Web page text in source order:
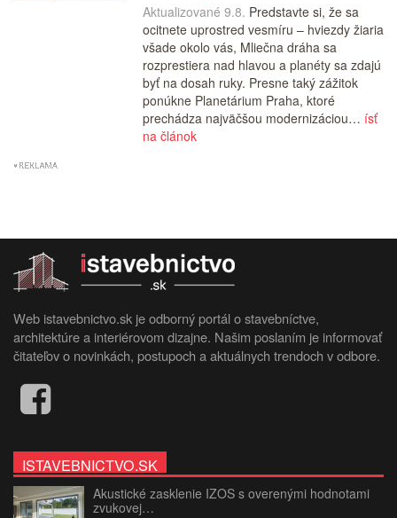
Aktualizované 9.8. Predstavte si, že sa
ocitnete uprostred vesmíru – hviezdy žiaria
všade okolo vás, Mliečna dráha sa
rozprestiera nad hlavou a planéty sa zdajú
byť na dosah ruky. Presne taký zážitok
ponúkne Planetárium Praha, ktoré
prechádza najväčšou modernizáciou… ísť
na článok
Web istavebnictvo.sk je odborný portál o stavebníctve,
architektúre a interiérovom dizajne. Našim poslaním je informovať
čitateľov o novinkách, postupoch a aktuálnych trendoch v odbore.
ISTAVEBNICTVO.SK
Akustické zasklenie IZOS s overenými hodnotami
zvukovej…